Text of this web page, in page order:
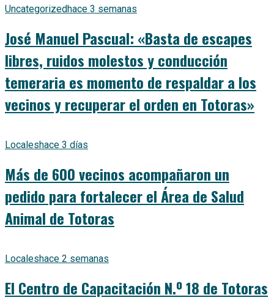
Uncategorizedhace 3 semanas
José Manuel Pascual: «Basta de escapes
libres, ruidos molestos y conducción
temeraria es momento de respaldar a los
vecinos y recuperar el orden en Totoras»
Localeshace 3 días
Más de 600 vecinos acompañaron un
pedido para fortalecer el Área de Salud
Animal de Totoras
Localeshace 2 semanas
El Centro de Capacitación N.º 18 de Totoras